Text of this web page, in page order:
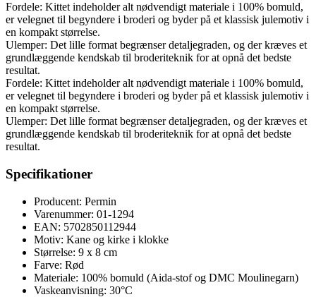
Fordele: Kittet indeholder alt nødvendigt materiale i 100% bomuld,
er velegnet til begyndere i broderi og byder på et klassisk julemotiv i
en kompakt størrelse.
Ulemper: Det lille format begrænser detaljegraden, og der kræves et
grundlæggende kendskab til broderiteknik for at opnå det bedste
resultat.
Fordele: Kittet indeholder alt nødvendigt materiale i 100% bomuld,
er velegnet til begyndere i broderi og byder på et klassisk julemotiv i
en kompakt størrelse.
Ulemper: Det lille format begrænser detaljegraden, og der kræves et
grundlæggende kendskab til broderiteknik for at opnå det bedste
resultat.
Specifikationer
Producent: Permin
Varenummer: 01-1294
EAN: 5702850112944
Motiv: Kane og kirke i klokke
Størrelse: 9 x 8 cm
Farve: Rød
Materiale: 100% bomuld (Aida-stof og DMC Moulinegarn)
Vaskeanvisning: 30°C